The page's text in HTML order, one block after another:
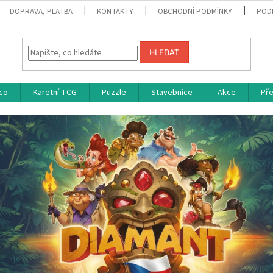
DOPRAVA, PLATBA KONTAKTY OBCHODNÍ PODMÍNKY
HLEDAT
Karetní TCG Puzzle Stavebnice Akce